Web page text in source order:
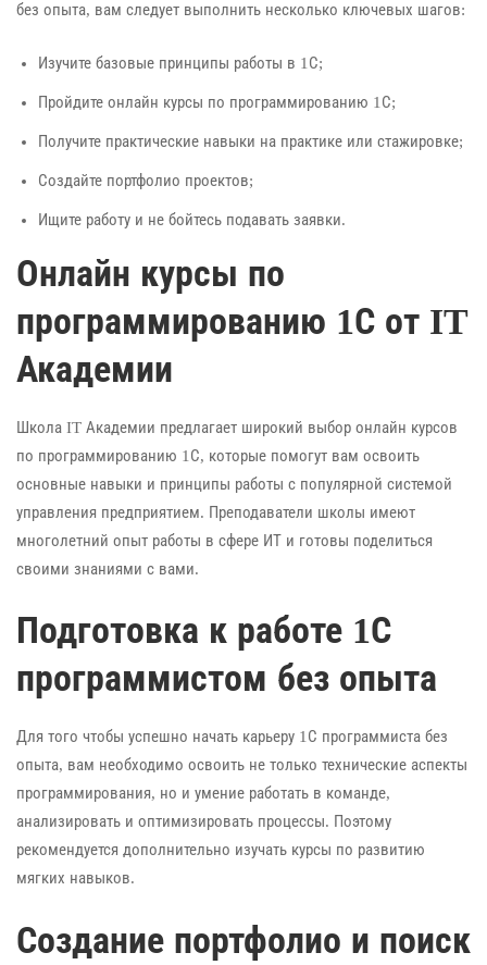
без опыта, вам следует выполнить несколько ключевых шагов:
Изучите базовые принципы работы в 1С;
Пройдите онлайн курсы по программированию 1С;
Получите практические навыки на практике или стажировке;
Создайте портфолио проектов;
Ищите работу и не бойтесь подавать заявки.
Онлайн курсы по
программированию 1С от IT
Академии
Школа IT Академии предлагает широкий выбор онлайн курсов
по программированию 1С, которые помогут вам освоить
основные навыки и принципы работы с популярной системой
управления предприятием. Преподаватели школы имеют
многолетний опыт работы в сфере ИТ и готовы поделиться
своими знаниями с вами.
Подготовка к работе 1С
программистом без опыта
Для того чтобы успешно начать карьеру 1С программиста без
опыта, вам необходимо освоить не только технические аспекты
программирования, но и умение работать в команде,
анализировать и оптимизировать процессы. Поэтому
рекомендуется дополнительно изучать курсы по развитию
мягких навыков.
Создание портфолио и поиск